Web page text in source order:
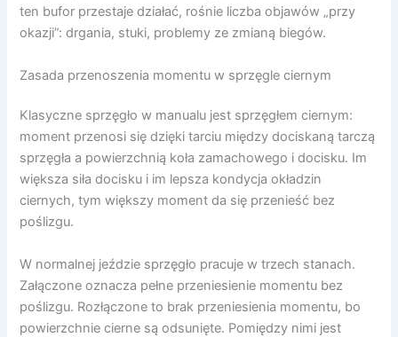
ten bufor przestaje działać, rośnie liczba objawów „przy
okazji”: drgania, stuki, problemy ze zmianą biegów.
Zasada przenoszenia momentu w sprzęgle ciernym
Klasyczne sprzęgło w manualu jest sprzęgłem ciernym:
moment przenosi się dzięki tarciu między dociskaną tarczą
sprzęgła a powierzchnią koła zamachowego i docisku. Im
większa siła docisku i im lepsza kondycja okładzin
ciernych, tym większy moment da się przenieść bez
poślizgu.
W normalnej jeździe sprzęgło pracuje w trzech stanach.
Załączone oznacza pełne przeniesienie momentu bez
poślizgu. Rozłączone to brak przeniesienia momentu, bo
powierzchnie cierne są odsunięte. Pomiędzy nimi jest